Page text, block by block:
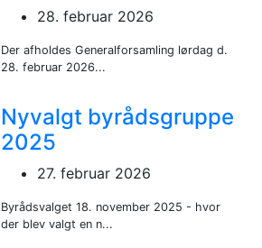
28. februar 2026
Der afholdes Generalforsamling lørdag d.
28. februar 2026...
Nyvalgt byrådsgruppe
2025
27. februar 2026
Byrådsvalget 18. november 2025 - hvor
der blev valgt en n...